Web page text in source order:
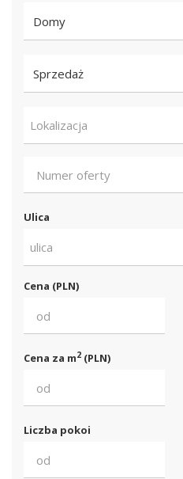
Domy
Sprzedaż
Lokalizacja
Ulica
ulica
Cena (PLN)
Cena za m2 (PLN)
Liczba pokoi